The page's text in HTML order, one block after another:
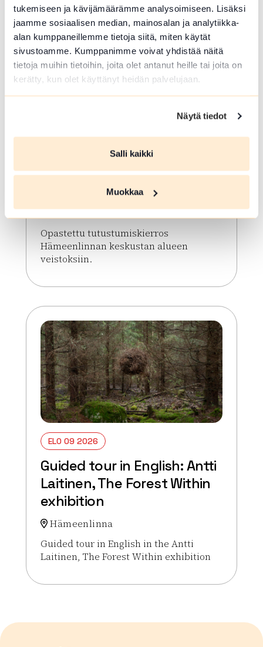
tukemiseen ja kävijämäärämme analysoimiseen. Lisäksi
jaamme sosiaalisen median, mainosalan ja analytiikka-
alan kumppaneillemme tietoja siitä, miten käytät
sivustoamme. Kumppanimme voivat yhdistää näitä
tietoja muihin tietoihin, joita olet antanut heille tai joita on
kerätty, kun olet käyttänyt heidän palvelujaan.
Näytä tiedot
Salli kaikki
Muokkaa
Lue lisää tapahtumasta Veistoskierros
Veistoskierros
Hämeenlinna
Opastettu tutustumiskierros
Hämeenlinnan keskustan alueen
veistoksiin.
ELO 09 2026
Guided tour in English: Antti
Laitinen, The Forest Within
exhibition
Hämeenlinna
Guided tour in English in the Antti
Laitinen, The Forest Within exhibition
Lue lisää tapahtumasta Guided tour in English: